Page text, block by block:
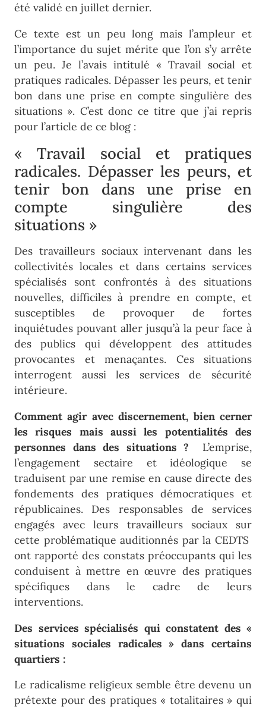
été validé en juillet dernier.
Ce texte est un peu long mais l’ampleur et
l’importance du sujet mérite que l’on s’y arrête
un peu. Je l’avais intitulé « Travail social et
pratiques radicales. Dépasser les peurs, et tenir
bon dans une prise en compte singulière des
situations ». C’est donc ce titre que j’ai repris
pour l’article de ce blog :
« Travail social et pratiques
radicales. Dépasser les peurs, et
tenir bon dans une prise en
compte singulière des
situations »
Des travailleurs sociaux intervenant dans les
collectivités locales et dans certains services
spécialisés sont confrontés à des situations
nouvelles, difficiles à prendre en compte, et
susceptibles de provoquer de fortes
inquiétudes pouvant aller jusqu’à la peur face à
des publics qui développent des attitudes
provocantes et menaçantes. Ces situations
interrogent aussi les services de sécurité
intérieure.
Comment agir avec discernement, bien cerner
les risques mais aussi les potentialités des
personnes dans des situations ? L’emprise,
l’engagement sectaire et idéologique se
traduisent par une remise en cause directe des
fondements des pratiques démocratiques et
républicaines. Des responsables de services
engagés avec leurs travailleurs sociaux sur
cette problématique auditionnés par la CEDTS
ont rapporté des constats préoccupants qui les
conduisent à mettre en œuvre des pratiques
spécifiques dans le cadre de leurs
interventions.
Des services spécialisés qui constatent des «
situations sociales radicales » dans certains
quartiers :
Le radicalisme religieux semble être devenu un
prétexte pour des pratiques « totalitaires » qui